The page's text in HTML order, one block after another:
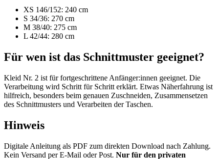
XS 146/152: 240 cm
S 34/36: 270 cm
M 38/40: 275 cm
L 42/44: 280 cm
Für wen ist das Schnittmuster geeignet?
Kleid Nr. 2 ist für fortgeschrittene Anfänger:innen geeignet. Die
Verarbeitung wird Schritt für Schritt erklärt. Etwas Näherfahrung ist
hilfreich, besonders beim genauen Zuschneiden, Zusammensetzen
des Schnittmusters und Verarbeiten der Taschen.
Hinweis
Digitale Anleitung als PDF zum direkten Download nach Zahlung.
Kein Versand per E-Mail oder Post. Nur für den privaten